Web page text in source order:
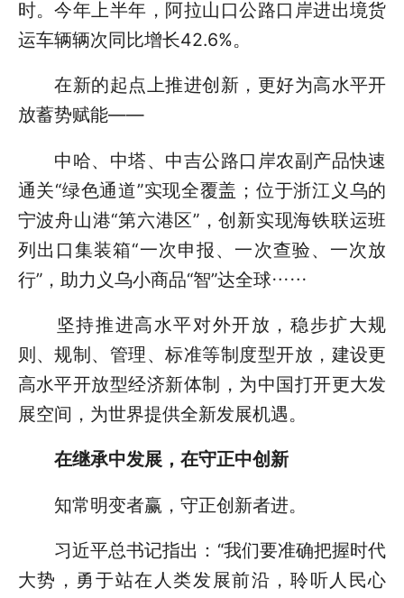
时。今年上半年，阿拉山口公路口岸进出境货
运车辆辆次同比增长42.6%。
在新的起点上推进创新，更好为高水平开
放蓄势赋能——
中哈、中塔、中吉公路口岸农副产品快速
通关“绿色通道”实现全覆盖；位于浙江义乌的
宁波舟山港“第六港区”，创新实现海铁联运班
列出口集装箱“一次申报、一次查验、一次放
行”，助力义乌小商品“智”达全球……
坚持推进高水平对外开放，稳步扩大规
则、规制、管理、标准等制度型开放，建设更
高水平开放型经济新体制，为中国打开更大发
展空间，为世界提供全新发展机遇。
在继承中发展，在守正中创新
知常明变者赢，守正创新者进。
习近平总书记指出：“我们要准确把握时代
大势，勇于站在人类发展前沿，聆听人民心